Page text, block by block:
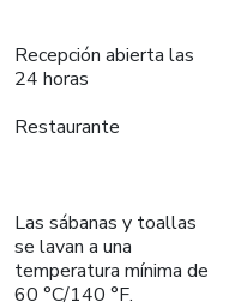
amenity for your
is permitted solely in
as breakfast is made
about kicking off
cup of coffee? At
taste of a freshly
meal offerings
accessible options
arrival, don't miss
Recepción abierta las
24 horas
Restaurante
Las sábanas y toallas
se lavan a una
temperatura mínima de
60 °C/140 °F.